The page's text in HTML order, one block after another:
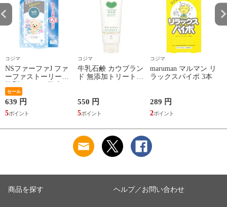
コジマ
NSファーファJ ファ
ーファストーリー柔
1200mL 詰替
セール
639 円
5
コジマ
牛乳石鹸 カウブラン
ド 無添加トリートメ
550 円
5
コジマ
maruman マルマン リ
ラックスパイポ 3本
289 円
2
商品を探す ヘルプ／お問い合わせ